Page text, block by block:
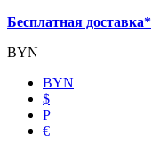
Бесплатная доставка*
BYN
BYN
$
Р
€